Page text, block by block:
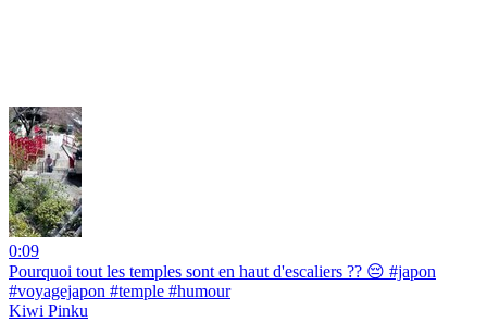
0:09
Pourquoi tout les temples sont en haut d'escaliers ?? 😔 #japon
#voyagejapon #temple #humour
Kiwi Pinku